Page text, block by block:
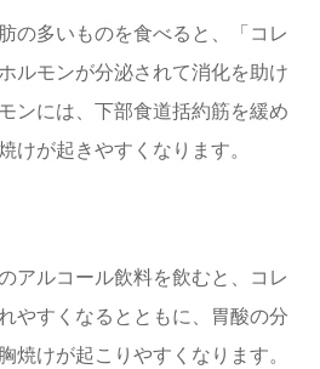
の多いものを食べると、「コレ
ルモンが分泌されて消化を助け
ンには、下部食道括約筋を緩め
けが起きやすくなります。
アルコール飲料を飲むと、コレ
やすくなるとともに、胃酸の分
焼けが起こりやすくなります。